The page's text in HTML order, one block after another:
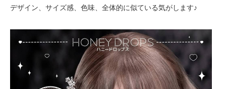
デザイン、サイズ感、色味、全体的に似ている気がします♪